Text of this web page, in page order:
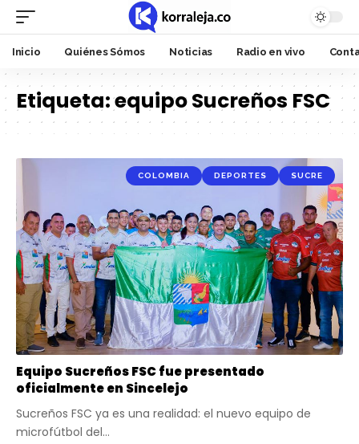
Inicio Quiénes Sómos Noticias Radio en vivo
Etiqueta:equipo Sucreños FSC
COLOMBIA DEPORTES SUCRE
Equipo Sucreños FSC fue presentado
oficialmente en Sincelejo
Sucreños FSC ya es una realidad: el nuevo equipo de
microfútbol del…